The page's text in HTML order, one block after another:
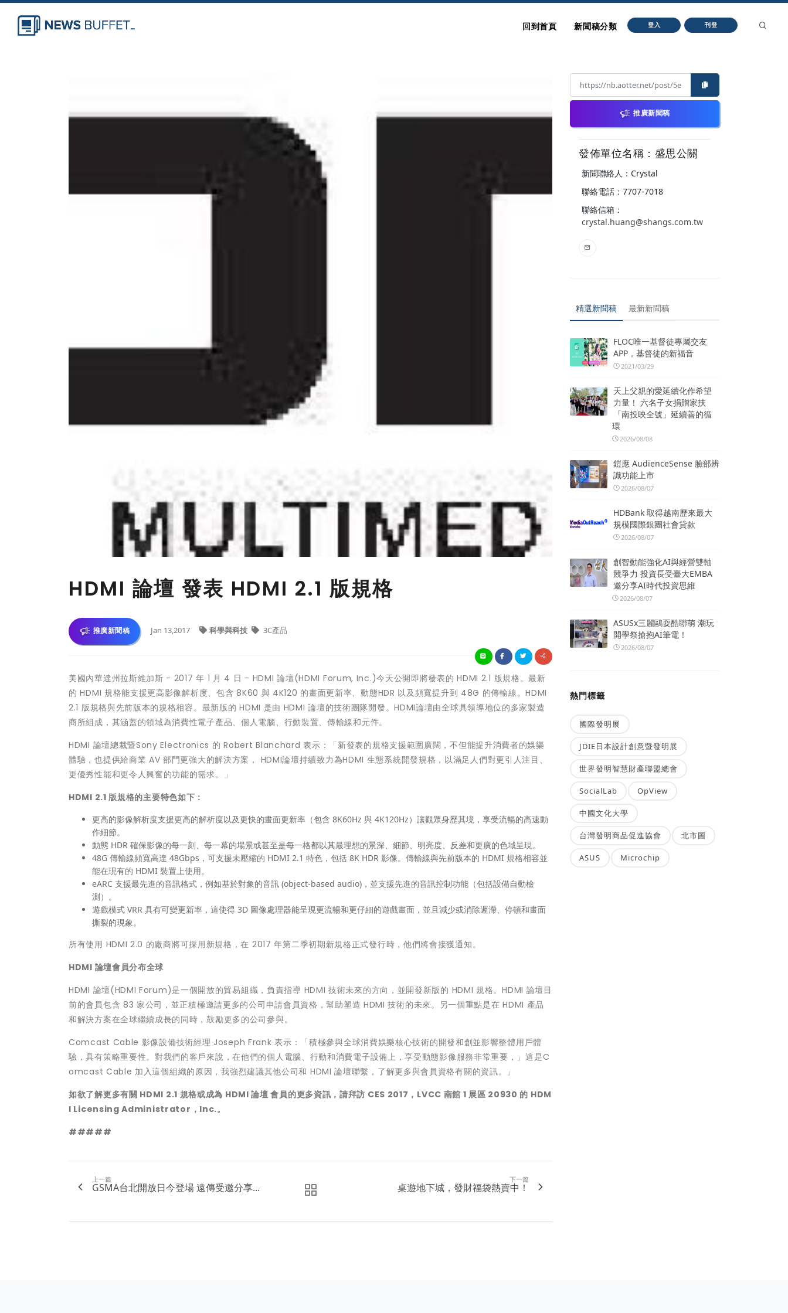
回到首頁 新聞稿分類 登入 刊登
HDMI 論壇 發表 HDMI 2.1 版規格
推廣新聞稿 Jan 13,2017 科學與科技 3C產品
美國內華達州拉斯維加斯 - 2017 年 1 月 4 日 - HDMI 論壇(HDMI Forum, Inc.)今天公開即將發表的 HDMI 2.1 版規格。最新
的 HDMI 規格能支援更高影像解析度、包含 8K60 與 4K120 的畫面更新率、動態HDR 以及頻寬提升到 48G 的傳輸線。HDMI
2.1 版規格與先前版本的規格相容。最新版的 HDMI 是由 HDMI 論壇的技術團隊開發。HDMI論壇由全球具領導地位的多家製造
商所組成，其涵蓋的領域為消費性電子產品、個人電腦、行動裝置、傳輸線和元件。
HDMI 論壇總裁暨Sony Electronics 的 Robert Blanchard 表示：「新發表的規格支援範圍廣闊，不但能提升消費者的娛樂
體驗，也提供給商業 AV 部門更強大的解決方案， HDMI論壇持續致力為HDMI 生態系統開發規格，以滿足人們對更引人注目、
更優秀性能和更令人興奮的功能的需求。」
HDMI 2.1版規格的主要特色如下：
更高的影像解析度支援更高的解析度以及更快的畫面更新率（包含 8K60Hz 與 4K120Hz）讓觀眾身歷其境，享受流暢的高速動
作細節。
動態 HDR 確保影像的每一刻、每一幕的場景或甚至是每一格都以其最理想的景深、細節、明亮度、反差和更廣的色域呈現。
48G 傳輸線頻寬高達 48Gbps，可支援未壓縮的 HDMI 2.1 特色，包括 8K HDR 影像。傳輸線與先前版本的 HDMI 規格相容並
能在現有的 HDMI 裝置上使用。
eARC 支援最先進的音訊格式，例如基於對象的音訊 (object-based audio)，並支援先進的音訊控制功能（包括設備自動檢
測）。
遊戲模式 VRR 具有可變更新率，這使得 3D 圖像處理器能呈現更流暢和更仔細的遊戲畫面，並且減少或消除遲滯、停頓和畫面
撕裂的現象。
所有使用 HDMI 2.0 的廠商將可採用新規格，在 2017 年第二季初期新規格正式發行時，他們將會接獲通知。
HDMI 論壇會員分布全球
HDMI 論壇(HDMI Forum)是一個開放的貿易組織，負責指導 HDMI 技術未來的方向，並開發新版的 HDMI 規格。HDMI 論壇目
前的會員包含 83 家公司，並正積極邀請更多的公司申請會員資格，幫助塑造 HDMI 技術的未來。另一個重點是在 HDMI 產品
和解決方案在全球繼續成長的同時，鼓勵更多的公司參與。
Comcast Cable 影像設備技術經理 Joseph Frank 表示：「積極參與全球消費娛樂核心技術的開發和創並影響整體用戶體
驗，具有策略重要性。對我們的客戶來說，在他們的個人電腦、行動和消費電子設備上，享受動態影像服務非常重要，」這是C
omcast Cable 加入這個組織的原因，我強烈建議其他公司和 HDMI 論壇聯繫，了解更多與會員資格有關的資訊。」
如欲了解更多有關 HDMI 2.1 規格或成為 HDMI論壇 會員的更多資訊，請拜訪 CES 2017 ， LVCC 南館 1展區 20930 的 HDM
I Licensing Administrator ， Inc.。
#####
上一篇
GSMA台北開放日今登場 遠傳受邀分享...
下一篇
桌遊地下城，發財福袋熱賣中！
推廣新聞稿
發佈單位名稱：盛思公關
新聞聯絡人：Crystal
聯絡電話：7707-7018
聯絡信箱：
crystal.huang@shangs.com.tw
精選新聞稿 最新新聞稿
FLOC唯一基督徒專屬交友
APP，基督徒的新福音
2021/03/29
天上父親的愛延續化作希望
力量！ 六名子女捐贈家扶
「南投映全號」延續善的循
環
2026/08/08
鎧應 AudienceSense 臉部辨
識功能上市
2026/08/07
HDBank 取得越南歷來最大
規模國際銀團社會貸款
2026/08/07
創智動能強化AI與經營雙軸
競爭力 投資長受臺大EMBA
邀分享AI時代投資思維
2026/08/07
ASUSx三麗鷗耍酷聯萌 潮玩
開學祭搶抱AI筆電！
2026/08/07
熱門標籤
國際發明展
JDIE日本設計創意暨發明展
世界發明智慧財產聯盟總會
SocialLab OpView
中國文化大學
台灣發明商品促進協會 北市圖
ASUS Microchip